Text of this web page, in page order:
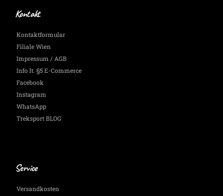
Kontakt
Kontaktformular
Filiale Wien
Impressum / AGB
Info lt. §5 E-Commerce
Facebook
Instagram
WhatsApp
Treksport BLOG
Service
Versandkosten